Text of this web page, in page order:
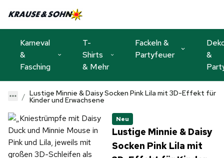
Karneval
&
Fasching
T-
Shirts
& Mehr
Fackeln &
Partyfeuer
&
Lustige Minnie & Daisy Socken Pink Lila mit 3D-Effekt für
Kinder und Erwachsene
Neu
Lustige Minnie & Daisy
Socken Pink Lila mit